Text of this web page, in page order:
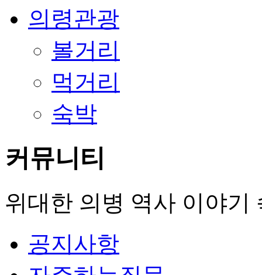
의령관광
볼거리
먹거리
숙박
커뮤니티
위대한 의병 역사 이야기
공지사항